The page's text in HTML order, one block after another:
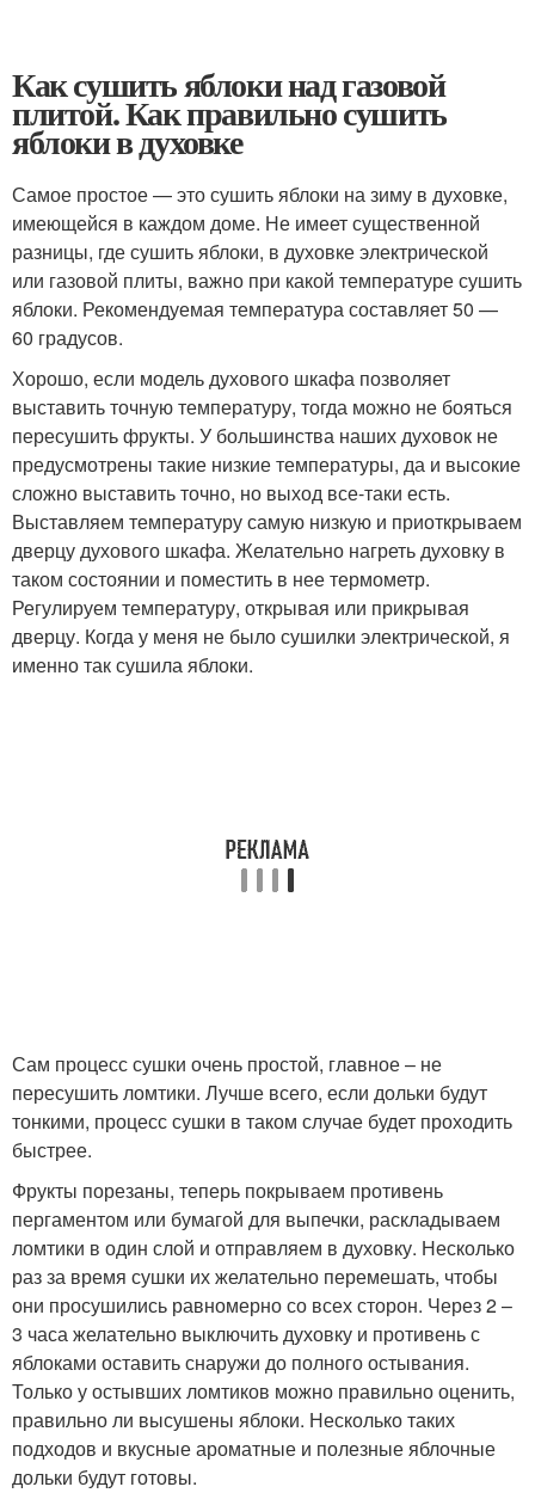
Как сушить яблоки над газовой
плитой. Как правильно сушить
яблоки в духовке
Самое простое — это сушить яблоки на зиму в духовке,
имеющейся в каждом доме. Не имеет существенной
разницы, где сушить яблоки, в духовке электрической
или газовой плиты, важно при какой температуре сушить
яблоки. Рекомендуемая температура составляет 50 —
60 градусов.
Хорошо, если модель духового шкафа позволяет
выставить точную температуру, тогда можно не бояться
пересушить фрукты. У большинства наших духовок не
предусмотрены такие низкие температуры, да и высокие
сложно выставить точно, но выход все-таки есть.
Выставляем температуру самую низкую и приоткрываем
дверцу духового шкафа. Желательно нагреть духовку в
таком состоянии и поместить в нее термометр.
Регулируем температуру, открывая или прикрывая
дверцу. Когда у меня не было сушилки электрической, я
именно так сушила яблоки.
Сам процесс сушки очень простой, главное – не
пересушить ломтики. Лучше всего, если дольки будут
тонкими, процесс сушки в таком случае будет проходить
быстрее.
Фрукты порезаны, теперь покрываем противень
пергаментом или бумагой для выпечки, раскладываем
ломтики в один слой и отправляем в духовку. Несколько
раз за время сушки их желательно перемешать, чтобы
они просушились равномерно со всех сторон. Через 2 –
3 часа желательно выключить духовку и противень с
яблоками оставить снаружи до полного остывания.
Только у остывших ломтиков можно правильно оценить,
правильно ли высушены яблоки. Несколько таких
подходов и вкусные ароматные и полезные яблочные
дольки будут готовы.